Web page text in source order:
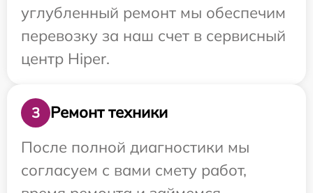
углубленный ремонт мы обеспечим
перевозку за наш счет в сервисный
центр Hiper.
3
Ремонт техники
После полной диагностики мы
согласуем с вами смету работ,